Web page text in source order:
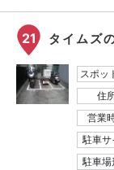
21 タイムズ
スポッ
住
営業
駐車サ
駐車場